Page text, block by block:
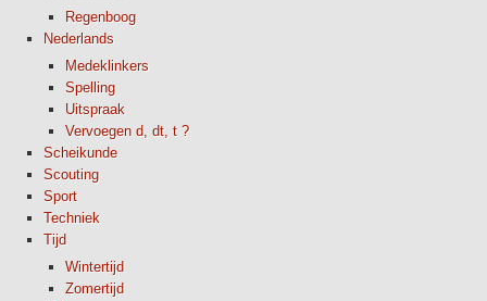
Regenboog
Nederlands
Medeklinkers
Spelling
Uitspraak
Vervoegen d, dt, t ?
Scheikunde
Scouting
Sport
Techniek
Tijd
Wintertijd
Zomertijd